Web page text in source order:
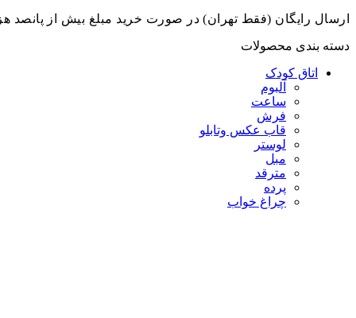
ارسال رایگان (فقط تهران) در صورت خرید مبلغ بیش از پانصد
دسته بندی محصولات
اتاق کودک
آلبوم
ساعت
فرش
قاب عکس وتابلو
لوستر
مبل
مترقد
پرده
چراغ خواب